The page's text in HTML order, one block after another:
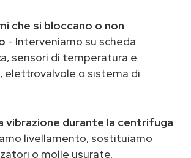
che si bloccano o non
- Interveniamo su scheda
sensori di temperatura e
elettrovalvole o sistema di
vibrazione durante la centrifuga
livellamento, sostituiamo
o molle usurate,